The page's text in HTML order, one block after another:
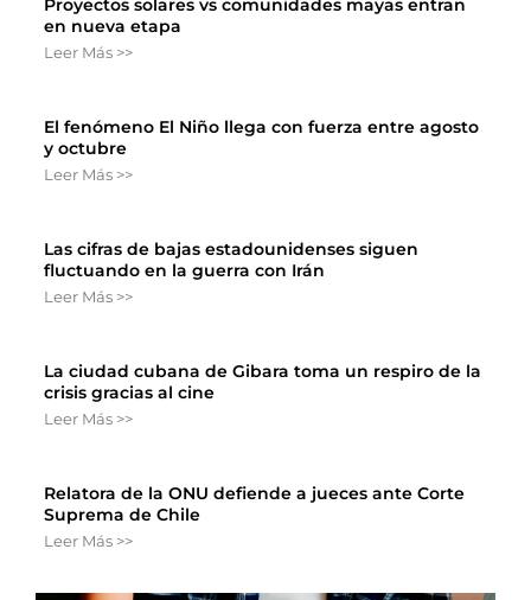
Proyectos solares vs comunidades mayas entran
en nueva etapa
Leer Más >>
El fenómeno El Niño llega con fuerza entre agosto
y octubre
Leer Más >>
Las cifras de bajas estadounidenses siguen
fluctuando en la guerra con Irán
Leer Más >>
La ciudad cubana de Gibara toma un respiro de la
crisis gracias al cine
Leer Más >>
Relatora de la ONU defiende a jueces ante Corte
Suprema de Chile
Leer Más >>